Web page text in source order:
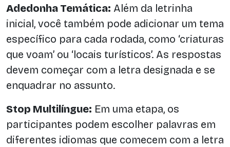
Adedonha Temática: Além da letrinha
inicial, você também pode adicionar um tema
específico para cada rodada, como ‘criaturas
que voam’ ou ‘locais turísticos’. As respostas
devem começar com a letra designada e se
enquadrar no assunto.
Stop Multilíngue: Em uma etapa, os
participantes podem escolher palavras em
diferentes idiomas que comecem com a letra